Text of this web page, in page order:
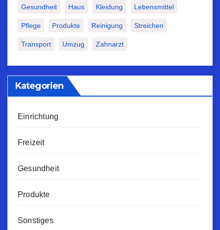
Gesundheit Haus Kleidung Lebensmittel
Pflege Produkte Reinigung Streichen
Transport Umzug Zahnarzt
Kategorien
Einrichtung
Freizeit
Gesundheit
Produkte
Sonstiges